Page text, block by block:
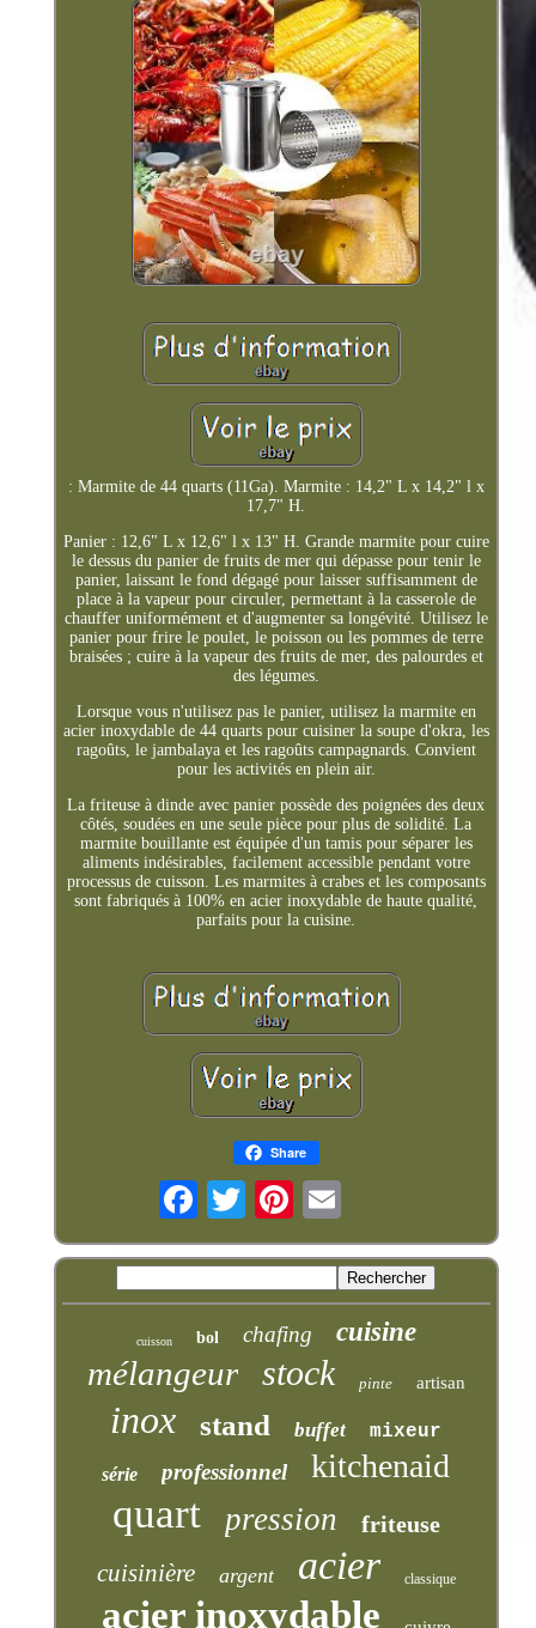
: Marmite de 44 quarts (11Ga). Marmite : 14,2" L x 14,2" l x
17,7" H.
Panier : 12,6" L x 12,6" l x 13" H. Grande marmite pour cuire
le dessus du panier de fruits de mer qui dépasse pour tenir le
panier, laissant le fond dégagé pour laisser suffisamment de
place à la vapeur pour circuler, permettant à la casserole de
chauffer uniformément et d'augmenter sa longévité. Utilisez le
panier pour frire le poulet, le poisson ou les pommes de terre
braisées ; cuire à la vapeur des fruits de mer, des palourdes et
des légumes.
Lorsque vous n'utilisez pas le panier, utilisez la marmite en
acier inoxydable de 44 quarts pour cuisiner la soupe d'okra, les
ragoûts, le jambalaya et les ragoûts campagnards. Convient
pour les activités en plein air.
La friteuse à dinde avec panier possède des poignées des deux
côtés, soudées en une seule pièce pour plus de solidité. La
marmite bouillante est équipée d'un tamis pour séparer les
aliments indésirables, facilement accessible pendant votre
processus de cuisson. Les marmites à crabes et les composants
sont fabriqués à 100% en acier inoxydable de haute qualité,
parfaits pour la cuisine.
Share
cuisson bol chafing cuisine
mélangeur stock pinte artisan
inox stand buffet mixeur
série professionnel kitchenaid
quart pression friteuse
cuisinière argent acier classique
acier inoxydable